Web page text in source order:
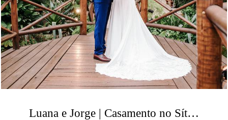
Luana e Jorge | Casamento no Sítio Paraíso da Mata